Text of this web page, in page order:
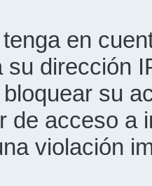
en
su dirección
su
de acceso a
violación